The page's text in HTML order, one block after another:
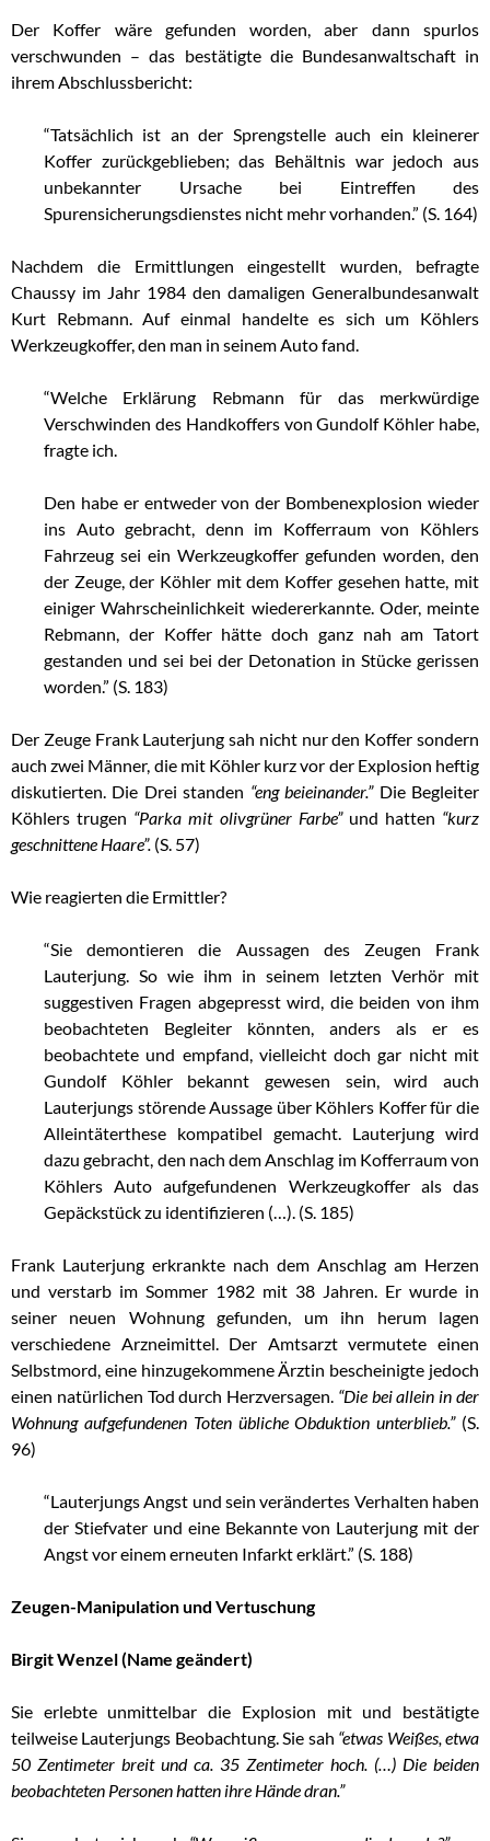
Der Koffer wäre gefunden worden, aber dann spurlos
verschwunden – das bestätigte die Bundesanwaltschaft in
ihrem Abschlussbericht:
“Tatsächlich ist an der Sprengstelle auch ein kleinerer
Koffer zurückgeblieben; das Behältnis war jedoch aus
unbekannter Ursache bei Eintreffen des
Spurensicherungsdienstes nicht mehr vorhanden.” (S. 164)
Nachdem die Ermittlungen eingestellt wurden, befragte
Chaussy im Jahr 1984 den damaligen Generalbundesanwalt
Kurt Rebmann. Auf einmal handelte es sich um Köhlers
Werkzeugkoffer, den man in seinem Auto fand.
“Welche Erklärung Rebmann für das merkwürdige
Verschwinden des Handkoffers von Gundolf Köhler habe,
fragte ich.
Den habe er entweder von der Bombenexplosion wieder
ins Auto gebracht, denn im Kofferraum von Köhlers
Fahrzeug sei ein Werkzeugkoffer gefunden worden, den
der Zeuge, der Köhler mit dem Koffer gesehen hatte, mit
einiger Wahrscheinlichkeit wiedererkannte. Oder, meinte
Rebmann, der Koffer hätte doch ganz nah am Tatort
gestanden und sei bei der Detonation in Stücke gerissen
worden.” (S. 183)
Der Zeuge Frank Lauterjung sah nicht nur den Koffer sondern
auch zwei Männer, die mit Köhler kurz vor der Explosion heftig
diskutierten. Die Drei standen “eng beieinander.”Die Begleiter
Köhlers trugen “Parka mit olivgrüner Farbe”und hatten “kurz
geschnittene Haare”. (S. 57)
Wie reagierten die Ermittler?
“Sie demontieren die Aussagen des Zeugen Frank
Lauterjung. So wie ihm in seinem letzten Verhör mit
suggestiven Fragen abgepresst wird, die beiden von ihm
beobachteten Begleiter könnten, anders als er es
beobachtete und empfand, vielleicht doch gar nicht mit
Gundolf Köhler bekannt gewesen sein, wird auch
Lauterjungs störende Aussage über Köhlers Koffer für die
Alleintäterthese kompatibel gemacht. Lauterjung wird
dazu gebracht, den nach dem Anschlag im Kofferraum von
Köhlers Auto aufgefundenen Werkzeugkoffer als das
Gepäckstück zu identifizieren (…). (S. 185)
Frank Lauterjung erkrankte nach dem Anschlag am Herzen
und verstarb im Sommer 1982 mit 38 Jahren. Er wurde in
seiner neuen Wohnung gefunden, um ihn herum lagen
verschiedene Arzneimittel. Der Amtsarzt vermutete einen
Selbstmord, eine hinzugekommene Ärztin bescheinigte jedoch
einen natürlichen Tod durch Herzversagen. “Die bei allein in der
Wohnung aufgefundenen Toten übliche Obduktion unterblieb.”(S.
96)
“Lauterjungs Angst und sein verändertes Verhalten haben
der Stiefvater und eine Bekannte von Lauterjung mit der
Angst vor einem erneuten Infarkt erklärt.” (S. 188)
Zeugen-Manipulation und Vertuschung
Birgit Wenzel (Name geändert)
Sie erlebte unmittelbar die Explosion mit und bestätigte
teilweise Lauterjungs Beobachtung. Sie sah “etwas Weißes, etwa
50 Zentimeter breit und ca. 35 Zentimeter hoch. (…) Die beiden
beobachteten Personen hatten ihre Hände dran.”